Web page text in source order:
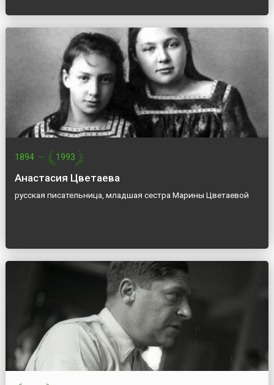
1894 — 1993
Анастасия Цветаева
русская писательница, младшая сестра Марины Цветаевой